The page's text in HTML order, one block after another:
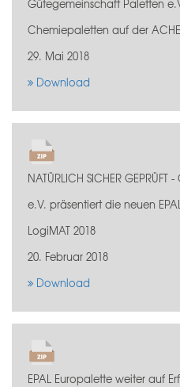
Gütegemeinschaft Paletten
Chemiepaletten auf der
29. Mai 2018
Download
NATÜRLICH SICHER
e.V. präsentiert die neuen
LogiMAT 2018
20. Februar 2018
Download
EPAL Europalette weiter auf